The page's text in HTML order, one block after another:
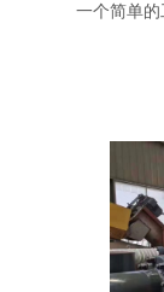
一个简单